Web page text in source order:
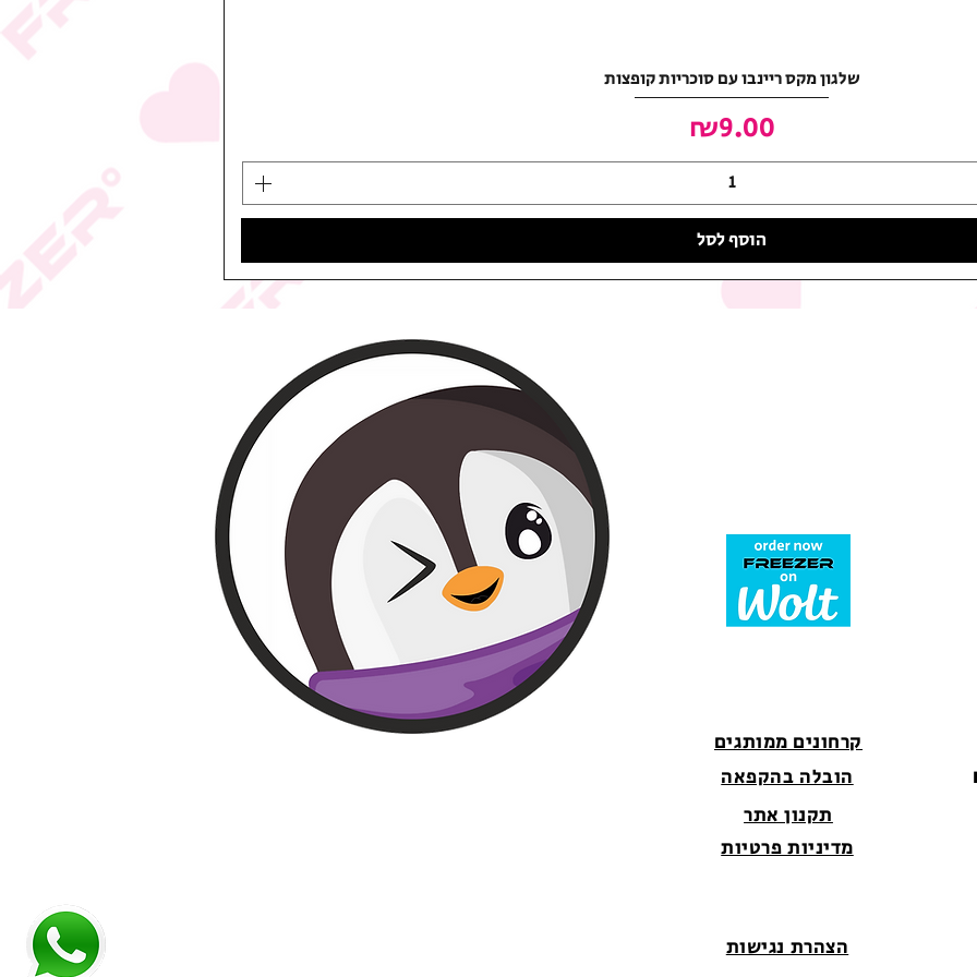
שלגון מקס ריינבו עם סוכריות קופצות
מחיר
₪9.00
הוסף לסל
קרחונים ממותגים
הובלה בהקפאה
תקנון אתר
מדיניות פרטיות
הצהרת נגישות